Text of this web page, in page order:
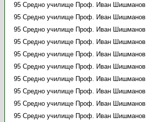
95 Средно училище Проф. Иван Шишманов
95 Средно училище Проф. Иван Шишманов
95 Средно училище Проф. Иван Шишманов
95 Средно училище Проф. Иван Шишманов
95 Средно училище Проф. Иван Шишманов
95 Средно училище Проф. Иван Шишманов
95 Средно училище Проф. Иван Шишманов
95 Средно училище Проф. Иван Шишманов
95 Средно училище Проф. Иван Шишманов
95 Средно училище Проф. Иван Шишманов